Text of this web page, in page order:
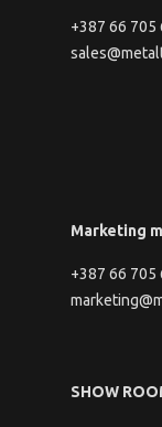
+387 66 705
Marketing
+387 66 705
SHOW